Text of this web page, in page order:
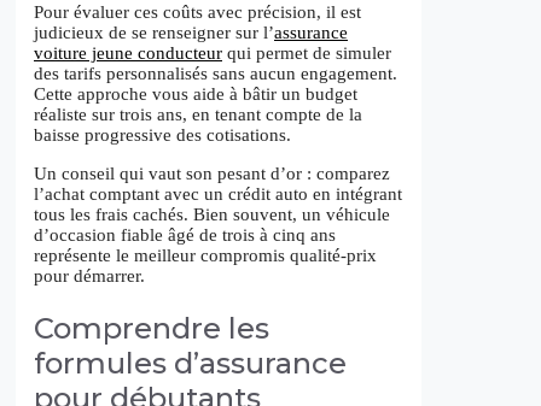
Pour évaluer ces coûts avec précision, il est
judicieux de se renseigner sur l’assurance
voiture jeune conducteur qui permet de simuler
des tarifs personnalisés sans aucun engagement.
Cette approche vous aide à bâtir un budget
réaliste sur trois ans, en tenant compte de la
baisse progressive des cotisations.
Un conseil qui vaut son pesant d’or : comparez
l’achat comptant avec un crédit auto en intégrant
tous les frais cachés. Bien souvent, un véhicule
d’occasion fiable âgé de trois à cinq ans
représente le meilleur compromis qualité-prix
pour démarrer.
Comprendre les
formules d’assurance
pour débutants